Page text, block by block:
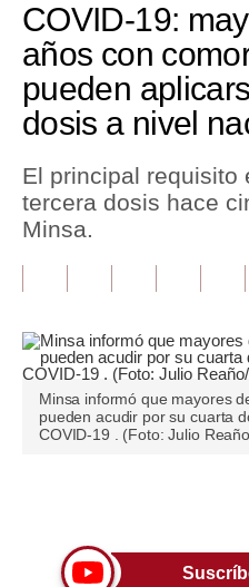
Economía
Mercados
Perú
Política
Tu Dinero
Plus G
Opinión
Editorial
Tendencias
COVID-19:
años con
pueden
dosis a nivel
El principal requisito
tercera dosis hace
Minsa.
Minsa informó que mayores
pueden acudir por su cuarta
COVID-19 . (Foto: Julio